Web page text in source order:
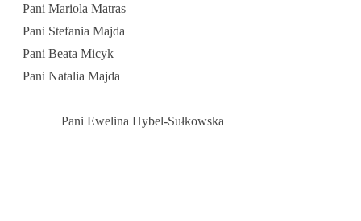
Pani Mariola Matras
Pani Stefania Majda
Pani Beata Micyk
Pani Natalia Majda
Pani Ewelina Hybel-Sułkowska